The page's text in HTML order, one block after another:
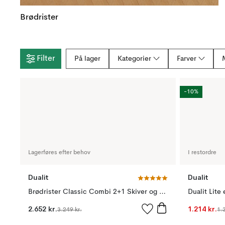
Brødrister
Filter På lager Kategorier Farver
Lagerføres efter behov
Dualit
Brødrister Classic Combi 2+1 Skiver og toastgitter, Rustfri
2.652 kr.3.249 kr.
I restordre
Dualit
Dualit Lite
1.214 kr.
-10%